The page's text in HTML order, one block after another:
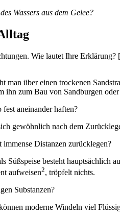
Wassers aus dem Gelee?
Wie lautet Ihre
man über einen trockenen
ihn zum Bau von Sandburgen
fest aneinander haften?
gewöhnlich nach dem
Distanzen zurücklegen?
Süßspeise besteht hauptsächlich
aufweisen2, tröpfelt nichts.
Substanzen?
moderne Windeln viel